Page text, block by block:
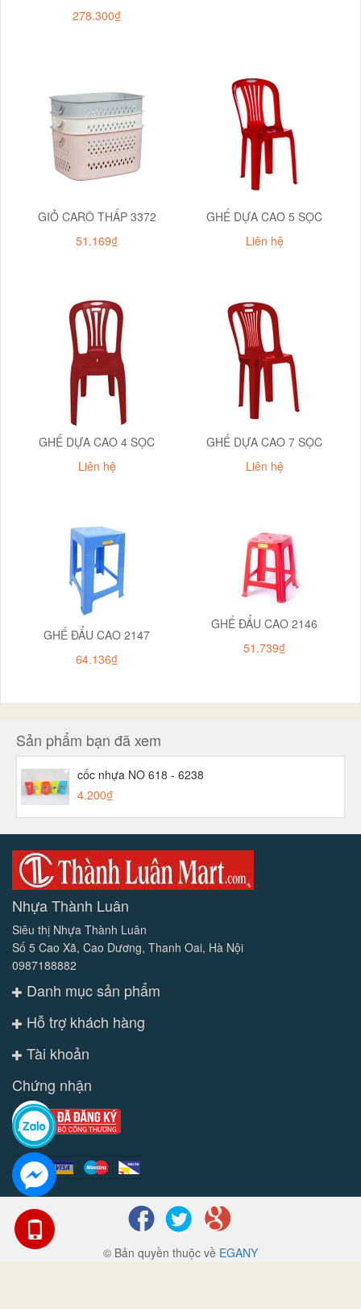
278.300₫
GIỎ CARÔ THẤP 3372
51.169₫
GHẾ DỰA CAO 5 SỌC
Liên hệ
GHẾ DỰA CAO 4 SỌC
Liên hệ
GHẾ DỰA CAO 7 SỌC
Liên hệ
GHẾ ĐẨU CAO 2147
64.136₫
GHẾ ĐẨU CAO 2146
51.739₫
Sản phẩm bạn đã xem
cốc nhựa NO 618 - 6238
4.200₫
Nhựa Thành Luân
Siêu thị Nhựa Thành Luân
Số 5 Cao Xã, Cao Dương, Thanh Oai, Hà Nội
0987188882
Danh mục sản phẩm
Hỗ trợ khách hàng
Tài khoản
Chứng nhận
© Bản quyền thuộc về EGANY